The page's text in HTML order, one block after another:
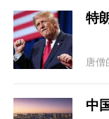
特
唐僧
中